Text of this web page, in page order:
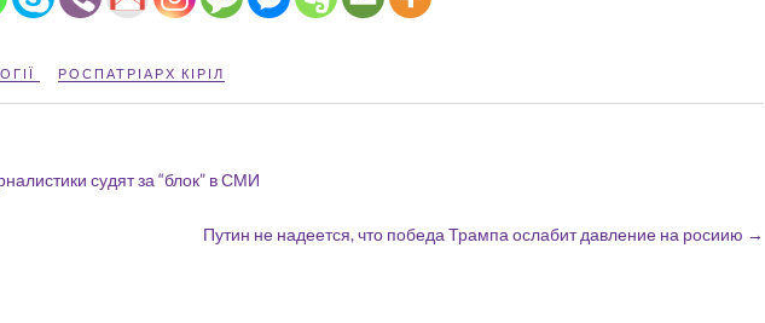
РОСПАТРІАРХ КІРІЛ
судят за “блок” в СМИ
Путин не надеется, что победа Трампа ослабит давление на росиию →